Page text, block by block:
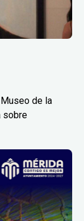
de la
sobre